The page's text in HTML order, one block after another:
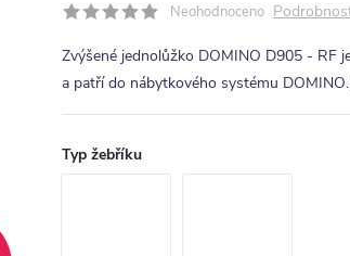
Neohodnoceno
Zvýšené jednolůžko DOMINO D905 - RF
a patří do nábytkového systému DOMINO.
Typ žebříku